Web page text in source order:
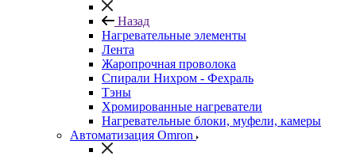
Назад
Нагревательные элементы
Лента
Жаропрочная проволока
Спирали Нихром - Фехраль
Тэны
Хромированные нагреватели
Нагревательные блоки, муфели, камеры
Автоматизация Omron